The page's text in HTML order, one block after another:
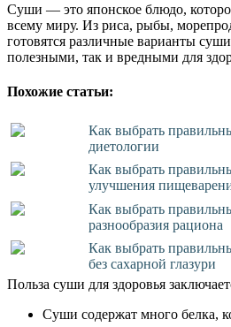
Суши — это японское блюдо,
всему миру. Из риса, рыбы,
готовятся различные варианты
полезными, так и вредными для
Похожие статьи:
Как выбрать
диетологии
Как выбрать
улучшения
Как выбрать
разнообразия рациона
Как выбрать
без сахарной глазури
Польза суши для здоровья
Суши содержат много белка,